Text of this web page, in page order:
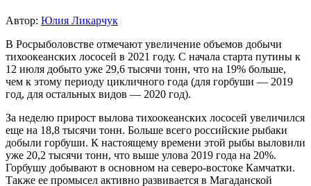
Автор: Юлия Ликарчук
В Росрыболовстве отмечают увеличение объемов добычи
тихоокеанских лососей в 2021 году. С начала старта путины к
12 июля добыто уже 29,6 тысячи тонн, что на 19% больше,
чем к этому периоду цикличного года (для горбуши — 2019
год, для остальных видов — 2020 год).
За неделю прирост вылова тихоокеанских лососей увеличился
еще на 18,8 тысячи тонн. Больше всего российские рыбаки
добыли горбуши. К настоящему времени этой рыбы выловили
уже 20,2 тысячи тонн, что выше улова 2019 года на 20%.
Горбушу добывают в основном на северо-востоке Камчатки.
Также ее промысел активно развивается в Магаданской